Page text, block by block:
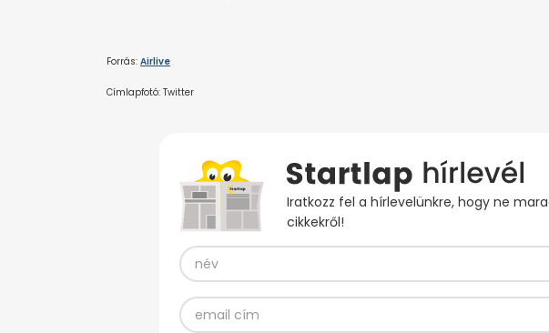
Forrás: Airlive
Címlapfotó: Twitter
Iratkozz fel a hírlevelünkre, hogy ne
cikkekről!